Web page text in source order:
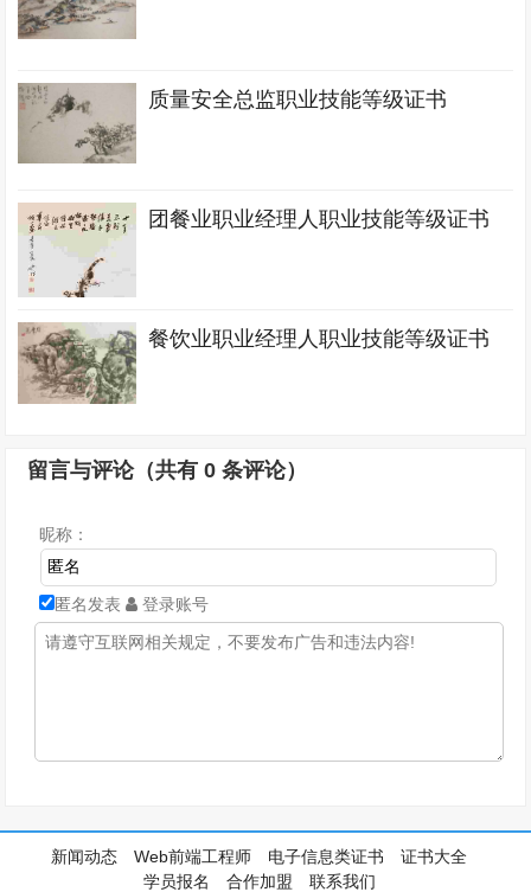
质量安全总监职业技能等级证书
团餐业职业经理人职业技能等级证书
餐饮业职业经理人职业技能等级证书
留言与评论（共有0 条评论）
昵称：
匿名发表 登录账号
新闻动态 Web前端工程师 电子信息类证书
证书大全
学员报名
合作加盟 联系我们